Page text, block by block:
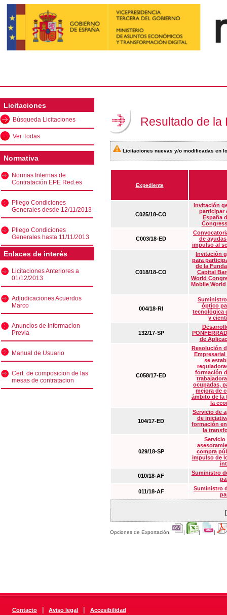
Licitaciones
Búsqueda Licitaciones
Ver Todas
Normativa
Normas Internas de
Contratación EPE Red.es
Pliego Condiciones
Generales desde 12/11/2013
Pliego Condiciones
Generales hasta 11/11/2013
Enlaces de interés
Licitaciones Anteriores a
01/12/2013
Adjudicaciones Acuerdos
Marco
Anuncios de Informacion
Previa
Manual de Usuario
Cert. de composicion de las
mesas de contratacion
Resultado de la
Licitaciones nuevas y/o modificadas en
Expediente
C025/18-CO
Invitación
participar
España
C003/18-ED
de
impulso al
C018/18-CO
Invitación
para
de la
Capital
World
Mobile
004/18-RI
óptico
tecnológica
y
132/17-SP
de
C058/17-ED
Resolución
Empresarial
se
formación
ocupadas,
mejora de
ámbito de la
la
104/17-ED
Servicio de
de
formación
la
029/18-SP
Servicio
compra
impulso de
010/18-AF
Suministro
011/18-AF
Suministro
Opciones de Exportación: | | |
Contacto | Aviso legal | Accesibilidad